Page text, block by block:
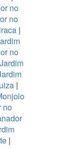
no
no
|
no
|
no
|